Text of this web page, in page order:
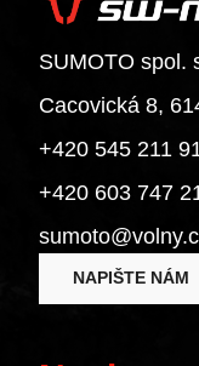
Superbike
Monster
Monster
Monster
Multistrada
Diavel 1260 S
SUMOTO spol.
Cacovická 8,
+420 545 211
+420 603 747
NAPIŠTE NÁM